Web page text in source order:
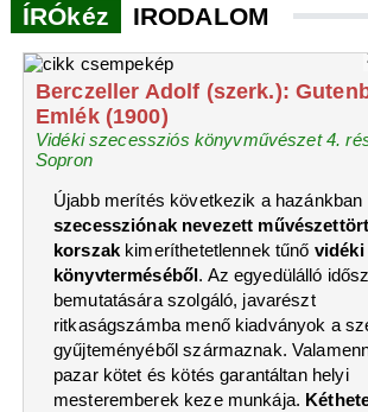
ÍRÓkéz IRODALOM
Berczeller Adolf (szerk.):
Emlék (1900)
Vidéki szecessziós könyvművészet 4.
Sopron
Újabb merítés következik a hazánkban
szecessziónak nevezett
korszak kimeríthetetlennek tűnő vidéki
könyvterméséből. Az egyedülálló
bemutatására szolgáló, javarészt
ritkaságszámba menő kiadványok a
gyűjteményéből származnak.
pazar kötet és kötés garantáltan helyi
mesteremberek keze munkája.